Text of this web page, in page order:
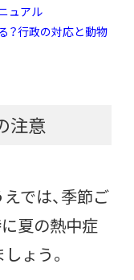
ュアル
？行政の対応と動物
注意
では、季節ご
夏の熱中症
ょう。